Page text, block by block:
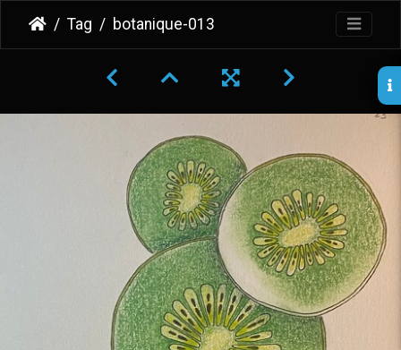
Tag botanique-013